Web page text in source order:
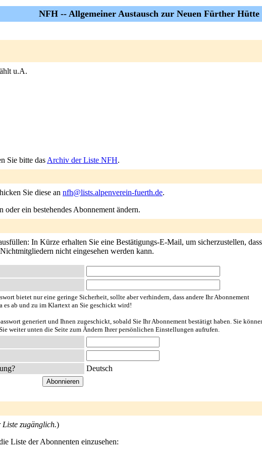
NFH -- Allgemeiner Austausch zur Neuen Fürther Hütte
u.A.
Sie bitte das Archiv der Liste NFH.
Sie diese an nfh@lists.alpenverein-fuerth.de.
ein bestehendes Abonnement ändern.
In Kürze erhalten Sie eine Bestätigungs-E-Mail, um sicherzustellen,
nicht eingesehen werden kann.
bietet nur eine geringe Sicherheit, sollte aber verhindern, dass andere Ihr Abonnement
es ab und zu im Klartext an Sie geschickt wird!
generiert und Ihnen zugeschickt, sobald Sie Ihr Abonnement bestätigt haben. Sie
weiter unten die Seite zum Ändern Ihrer persönlichen Einstellungen aufrufen.
Deutsch
zugänglich.)
Liste der Abonnenten einzusehen: